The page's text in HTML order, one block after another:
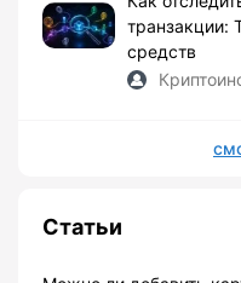
транзакции:
средств
Статьи